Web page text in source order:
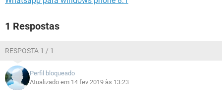
1 Respostas
RESPOSTA 1 / 1
Perfil bloqueado
Atualizado em 14 fev 2019 às 13:23